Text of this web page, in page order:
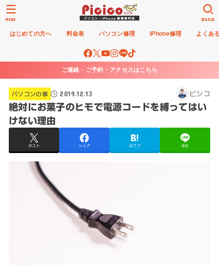
はじめての方へ 料金表 パソコン修理 iPhone修理 よくあ
SEARCH
MENU
ご連絡・ご予約・アクセスはこちら
パソコンの事 2019.12.13 ピシコ
絶対にお菓子のヒモで電源コードを縛ってはい
けない理由
ポスト シェア はてブ 送る